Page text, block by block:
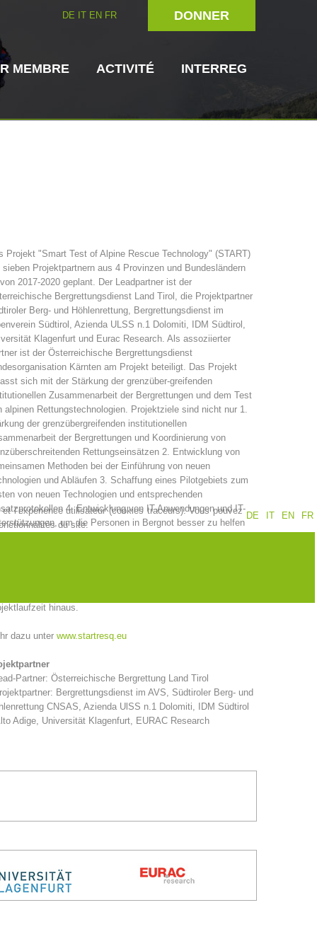
DONNER
DE IT EN FR
de secours Direction
de sauvetage Contakt
Jahresberichte
MEMBRE
Formation
ACTIVITÉ
Prévention PEER
INTERREG
- START ITAT 4112 - RESYST
Projekt "Smart Test of Alpine Rescue Technology" (START)
Projektpartnern aus 4 Provinzen und Bundesländern
2017-2020 geplant. Der Leadpartner ist der
Bergrettungsdienst Land Tirol, die Projektpartner
Berg- und Höhlenrettung, Bergrettungsdienst im
Südtirol, Azienda ULSS n.1 Dolomiti, IDM Südtirol,
Klagenfurt und Eurac Research. Als assoziierter
ist der Österreichische Bergrettungsdienst
Kärnten am Projekt beteiligt. Das Projekt
sich mit der Stärkung der grenzüber-greifenden
Zusammenarbeit der Bergrettungen und dem Test
alpinen Rettungstechnologien. Projektziele sind nicht nur 1.
der grenzübergreifenden institutionellen
der Bergrettungen und Koordinierung von
Rettungseinsätzen 2. Entwicklung von
Methoden bei der Einführung von neuen
und Abläufen 3. Schaffung eines Pilotgebiets zum
von neuen Technologien und entsprechenden
4. Entwicklung von IT-Anwendungen und IT-
um die Personen in Bergnot besser zu helfen
hinaus.
dazu unter www.startresq.eu
Partner: Österreichische Bergrettung Land Tirol
Bergrettungsdienst im AVS, Südtiroler Berg- und
CNSAS, Azienda UlSS n.1 Dolomiti, IDM Südtirol
Adige, Universität Klagenfurt, EURAC Research
DE IT EN FR
l’expérience utilisateur (cookies traceurs). Vous pouvez
du site.